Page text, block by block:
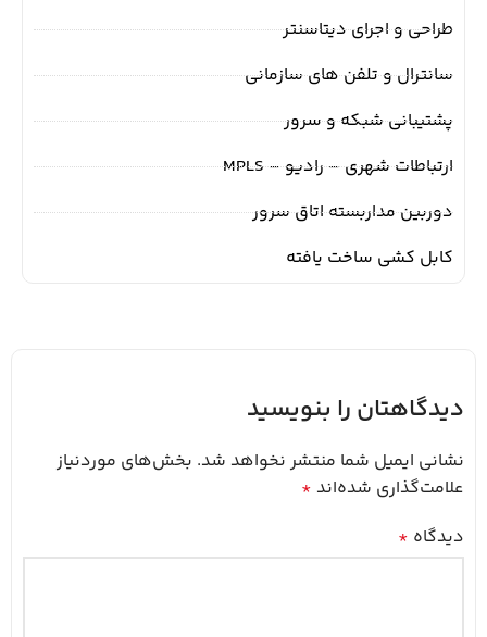
طراحی و اجرای دیتاسنتر
سانترال و تلفن های سازمانی
پشتیبانی شبکه و سرور
ارتباطات شهری – رادیو – MPLS
دوربین مداربسته اتاق سرور
کابل کشی ساخت یافته
دیدگاهتان را بنویسید
نشانی ایمیل شما منتشر نخواهد شد. بخش‌های موردنیاز
علامت‌گذاری شده‌اند *
دیدگاه *